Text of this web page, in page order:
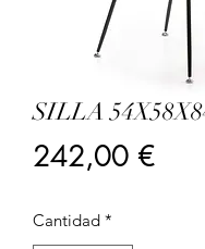
SILLA
242,00 €Precio
Cantidad *